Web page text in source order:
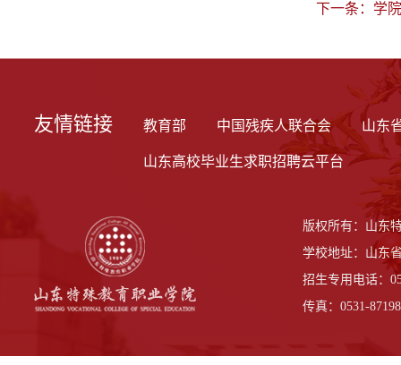
下一条： 学
友情链接 教育部 中国残疾人联合会 山东
山东高校毕业生求职招聘云平台
版权所有：山
学校地址：山东
招生专用电话：
传真：0531-